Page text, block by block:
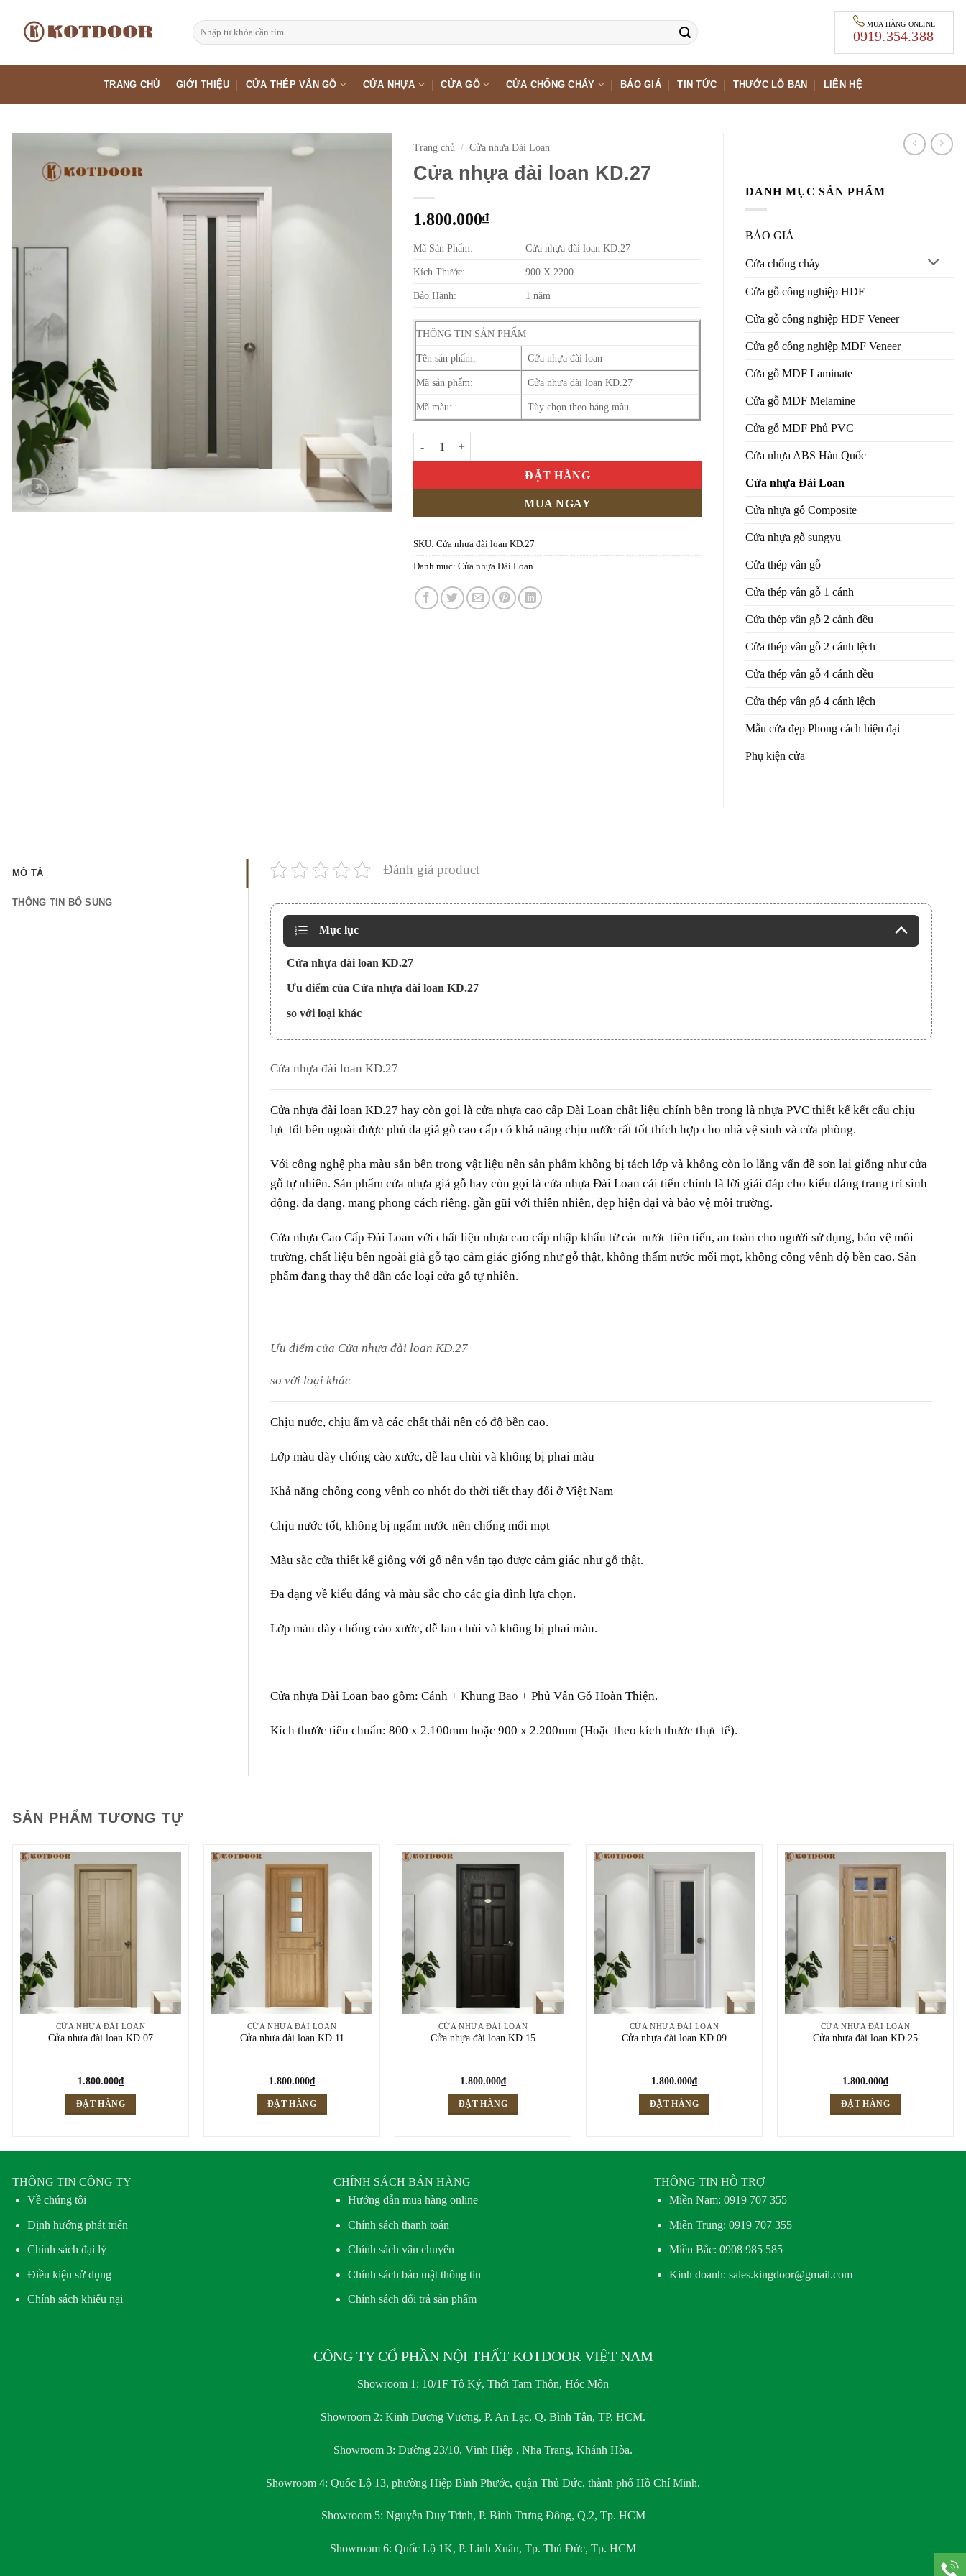
dung
Tìm
kiếm:
MUA HÀNG ONLINE
0919.354.388
TRANG CHỦ GIỚI THIỆU CỬA THÉP VÂN GỖ CỬA NHỰA CỬA GỖ CỬA CHỐNG CHÁY BÁO GIÁ TIN TỨC THƯỚC LỖ BAN LIÊN HỆ
Trang chủ / Cửa nhựa Đài Loan
Cửa nhựa đài loan KD.27
1.800.000₫
Mã Sản Phẩm: Cửa nhựa đài loan KD.27
Kích Thước: 900 X 2200
Bảo Hành: 1 năm
THÔNG TIN SẢN PHẨM
Tên sản phẩm: Cửa nhựa đài loan
Mã sản phẩm: Cửa nhựa đài loan KD.27
Mã màu: Tùy chọn theo bảng màu
ĐẶT HÀNG
MUA NGAY
SKU:Cửa nhựa đài loan KD.27
Danh mục:Cửa nhựa Đài Loan
DANH MỤC SẢN PHẨM
BÁO GIÁ
Cửa chống cháy
Cửa gỗ công nghiệp HDF
Cửa gỗ công nghiệp HDF Veneer
Cửa gỗ công nghiệp MDF Veneer
Cửa gỗ MDF Laminate
Cửa gỗ MDF Melamine
Cửa gỗ MDF Phủ PVC
Cửa nhựa ABS Hàn Quốc
Cửa nhựa Đài Loan
Cửa nhựa gỗ Composite
Cửa nhựa gỗ sungyu
Cửa thép vân gỗ
Cửa thép vân gỗ 1 cánh
Cửa thép vân gỗ 2 cánh đều
Cửa thép vân gỗ 2 cánh lệch
Cửa thép vân gỗ 4 cánh đều
Cửa thép vân gỗ 4 cánh lệch
Mẫu cửa đẹp Phong cách hiện đại
Phụ kiện cửa
MÔ TẢ
THÔNG TIN BỔ SUNG
Đánh giá product
Mục lục
Cửa nhựa đài loan KD.27
Ưu điểm của Cửa nhựa đài loan KD.27
so với loại khác
Cửa nhựa đài loan KD.27
Cửa nhựa đài loanKD.27 hay còn gọi là cửa nhựa cao cấp Đài Loan chất liệu chính bên trong là nhựa PVC thiết kế kết cấu chịu
lực tốt bên ngoài được phủ da giả gỗ cao cấp có khả năng chịu nước rất tốt thích hợp cho nhà vệ sinh và cửa phòng.
Với công nghệ pha màu sẳn bên trong vật liệu nên sản phẩm không bị tách lớp và không còn lo lắng vấn đề sơn lại giống như cửa
gỗ tự nhiên. Sản phẩm cửa nhựa giả gỗ hay còn gọi là cửa nhựa Đài Loan cải tiến chính là lời giải đáp cho kiểu dáng trang trí sinh
động, đa dạng, mang phong cách riêng, gần gũi với thiên nhiên, đẹp hiện đại và bảo vệ môi trường.
Cửa nhựa Cao Cấp Đài Loanvới chất liệu nhựa cao cấp nhập khẩu từ các nước tiên tiến, an toàn cho người sử dụng, bảo vệ môi
trường, chất liệu bên ngoài giả gỗ tạo cảm giác giống như gỗ thật, không thấm nước mối mọt, không công vênh độ bền cao. Sản
phẩm đang thay thế dần các loại cửa gỗ tự nhiên.
Ưu điểm của Cửa nhựa đài loan KD.27
so với loại khác
Chịu nước, chịu ẩm và các chất thải nên có độ bền cao.
Lớp màu dày chống cào xước, dễ lau chùi và không bị phai màu
Khả năng chống cong vênh co nhót do thời tiết thay đổi ở Việt Nam
Chịu nước tốt, không bị ngấm nước nên chống mối mọt
Màu sắc cửa thiết kế giống với gỗ nên vẫn tạo được cảm giác như gỗ thật.
Đa dạng về kiểu dáng và màu sắc cho các gia đình lựa chọn.
Lớp màu dày chống cào xước, dễ lau chùi và không bị phai màu.
Cửa nhựa Đài Loan bao gồm: Cánh + Khung Bao + Phủ Vân Gỗ Hoàn Thiện.
Kích thước tiêu chuẩn: 800 x 2.100mm hoặc 900 x 2.200mm (Hoặc theo kích thước thực tế).
SẢN PHẨM TƯƠNG TỰ
CỬA NHỰA ĐÀI LOAN
Cửa nhựa đài loan KD.07
1.800.000₫
ĐẶT HÀNG
CỬA NHỰA ĐÀI LOAN
Cửa nhựa đài loan KD.11
1.800.000₫
ĐẶT HÀNG
CỬA NHỰA ĐÀI LOAN
Cửa nhựa đài loan KD.15
1.800.000₫
ĐẶT HÀNG
CỬA NHỰA ĐÀI LOAN
Cửa nhựa đài loan KD.09
1.800.000₫
ĐẶT HÀNG
CỬA NHỰA ĐÀI LOAN
Cửa nhựa đài loan KD.25
1.800.000₫
ĐẶT HÀNG
THÔNG TIN CÔNG TY
Về chúng tôi
Định hướng phát triển
Chính sách đại lý
Điều kiện sử dụng
Chính sách khiếu nại
CHÍNH SÁCH BÁN HÀNG
Hướng dẫn mua hàng online
Chính sách thanh toán
Chính sách vận chuyển
Chính sách bảo mật thông tin
Chính sách đổi trả sản phẩm
THÔNG TIN HỖ TRỢ
Miền Nam:0919 707 355
Miền Trung:0919 707 355
Miền Bắc:0908 985 585
Kinh doanh: sales.kingdoor@gmail.com
CÔNG TY CỔ PHẦN NỘI THẤT KOTDOOR VIỆT NAM
Showroom 1: 10/1F Tô Ký, Thới Tam Thôn, Hóc Môn
Showroom 2: Kinh Dương Vương, P. An Lạc, Q. Bình Tân, TP. HCM.
Showroom 3: Đường 23/10, Vĩnh Hiệp , Nha Trang, Khánh Hòa.
Showroom 4: Quốc Lộ 13, phường Hiệp Bình Phước, quận Thủ Đức, thành phố Hồ Chí Minh.
Showroom 5: Nguyễn Duy Trinh, P. Bình Trưng Đông, Q.2, Tp. HCM
Showroom 6: Quốc Lộ 1K, P. Linh Xuân, Tp. Thủ Đức, Tp. HCM